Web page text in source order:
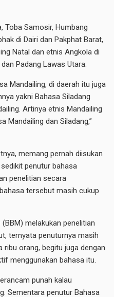
Toba Samosir, Humbang
di Dairi dan Pakphat Barat,
Natal dan etnis Angkola di
Padang Lawas Utara.
Mandailing, di daerah itu juga
yakni Bahasa Siladang
Artinya etnis Mandailing
Mandailing dan Siladang,”
memang pernah diisukan
penutur bahasa
penelitian secara
tersebut masih cukup
melakukan penelitian
ternyata penuturnya masih
ribu orang, begitu juga dengan
menggunakan bahasa itu.
punah kalau
Sementara penutur Bahasa